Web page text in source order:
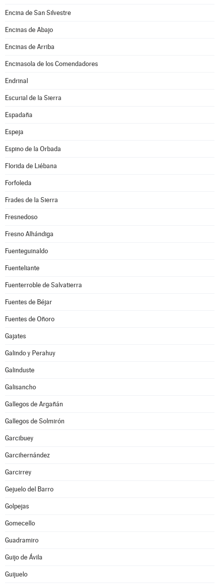
Encina de San Silvestre
Encinas de Abajo
Encinas de Arriba
Encinasola de los Comendadores
Endrinal
Escurial de la Sierra
Espadaña
Espeja
Espino de la Orbada
Florida de Liébana
Forfoleda
Frades de la Sierra
Fresnedoso
Fresno Alhándiga
Fuenteguinaldo
Fuenteliante
Fuenterroble de Salvatierra
Fuentes de Béjar
Fuentes de Oñoro
Gajates
Galindo y Perahuy
Galinduste
Galisancho
Gallegos de Argañán
Gallegos de Solmirón
Garcibuey
Garcihernández
Garcirrey
Gejuelo del Barro
Golpejas
Gomecello
Guadramiro
Guijo de Ávila
Guijuelo